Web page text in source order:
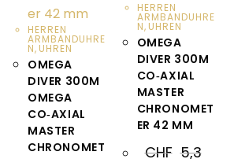
HERREN
ARMBANDUHRE
N, UHREN
OMEGA
DIVER 300M
OMEGA
CO‑AXIAL
MASTER
CHRONOMET
HERREN
ARMBANDUHRE
N, UHREN
OMEGA
DIVER 300M
CO‑AXIAL
MASTER
CHRONOMET
ER 42 MM
CHF 5,3